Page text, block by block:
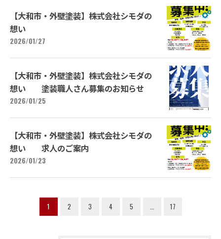
【大和市・外壁塗装】株式会社シモダの
想い
2026/01/27
【大和市・外壁塗装】株式会社シモダの
想い 塗装職人さん募集のお知らせ
2026/01/25
【大和市・外壁塗装】株式会社シモダの
想い 求人のご案内
2026/01/23
1 2 3 4 5 ... 17